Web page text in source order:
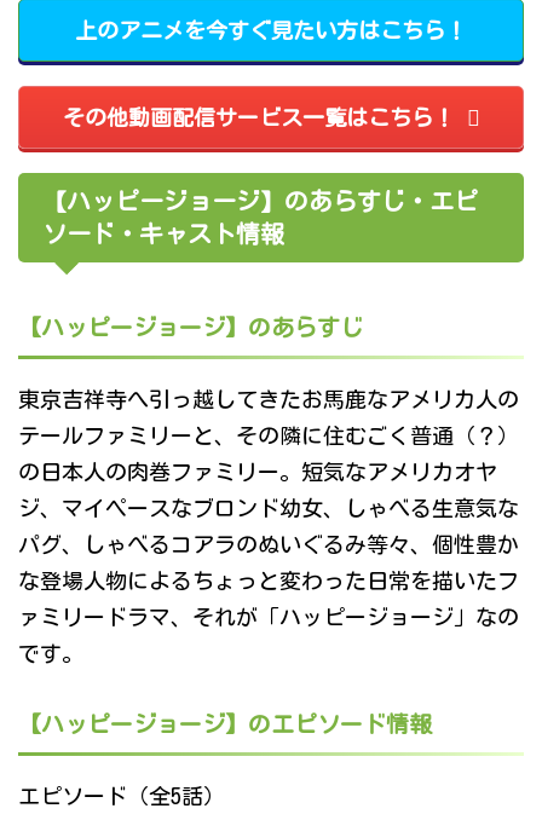
上のアニメを今すぐ見たい方はこちら！
その他動画配信サービス一覧はこちら！
【ハッピージョージ】のあらすじ・エピ
ソード・キャスト情報
【ハッピージョージ】のあらすじ
東京吉祥寺へ引っ越してきたお馬鹿なアメリカ人の
テールファミリーと、その隣に住むごく普通（？）
の日本人の肉巻ファミリー。短気なアメリカオヤ
ジ、マイペースなブロンド幼女、しゃべる生意気な
パグ、しゃべるコアラのぬいぐるみ等々、個性豊か
な登場人物によるちょっと変わった日常を描いたフ
ァミリードラマ、それが「ハッピージョージ」なの
です。
【ハッピージョージ】のエピソード情報
エピソード（全5話）